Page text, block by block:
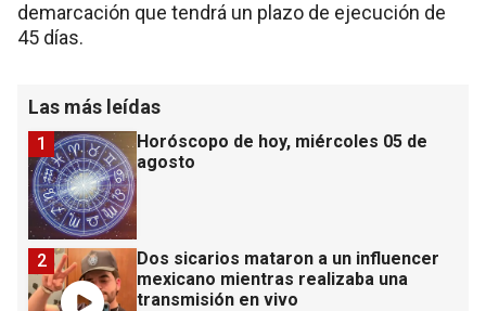
demarcación que tendrá un plazo de ejecución de
45 días.
Las más leídas
Horóscopo de hoy, miércoles 05 de
agosto
1
Dos sicarios mataron a un influencer
mexicano mientras realizaba una
transmisión en vivo
2